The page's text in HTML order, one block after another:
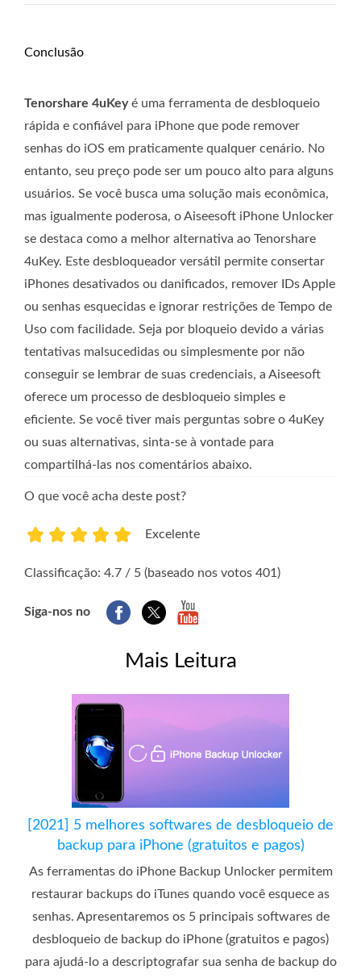
Conclusão
Tenorshare 4uKeyé uma ferramenta de desbloqueio
rápida e confiável para iPhone que pode remover
senhas do iOS em praticamente qualquer cenário. No
entanto, seu preço pode ser um pouco alto para alguns
usuários. Se você busca uma solução mais econômica,
mas igualmente poderosa, o Aiseesoft iPhone Unlocker
se destaca como a melhor alternativa ao Tenorshare
4uKey. Este desbloqueador versátil permite consertar
iPhones desativados ou danificados, remover IDs Apple
ou senhas esquecidas e ignorar restrições de Tempo de
Uso com facilidade. Seja por bloqueio devido a várias
tentativas malsucedidas ou simplesmente por não
conseguir se lembrar de suas credenciais, a Aiseesoft
oferece um processo de desbloqueio simples e
eficiente. Se você tiver mais perguntas sobre o 4uKey
ou suas alternativas, sinta-se à vontade para
compartilhá-las nos comentários abaixo.
O que você acha deste post?
Excelente
Classificação: 4.7 / 5 (baseado nos votos 401)
Siga-nos no
Mais Leitura
[2021] 5 melhores softwares de desbloqueio de
backup para iPhone (gratuitos e pagos)
As ferramentas do iPhone Backup Unlocker permitem
restaurar backups do iTunes quando você esquece as
senhas. Apresentaremos os 5 principais softwares de
desbloqueio de backup do iPhone (gratuitos e pagos)
para ajudá-lo a descriptografar sua senha de backup do